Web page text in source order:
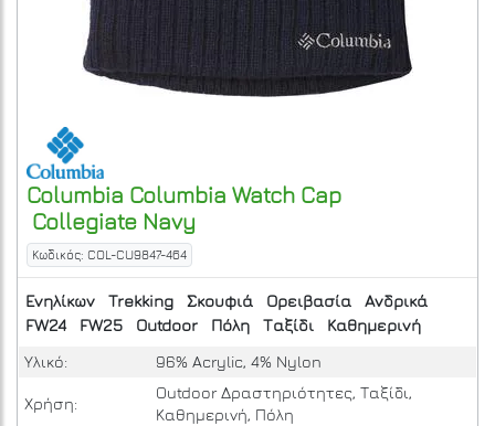
Columbia Columbia Watch Cap
Collegiate Navy
Κωδικός: COL-CU9847-464
Ενηλίκων Trekking Σκουφιά Ορειβασία
Ανδρικά
FW24
FW25 Outdoor Πόλη Ταξίδι
Καθημερινή
Υλικό:
96% Acrylic, 4% Nylon
Χρήση:
Outdoor Δραστηριότητες, Ταξίδι,
Καθημερινή, Πόλη